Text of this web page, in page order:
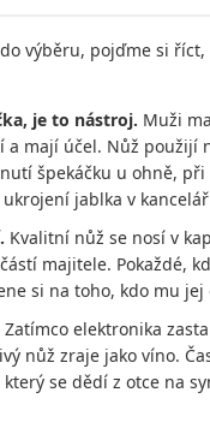
výběru, pojďme si říct,
je to nástroj. Muži
a mají účel. Nůž použijí
špekáčku u ohně,
jablka v
Kvalitní nůž se nosí v
majitele. Pokaždé,
si na toho, kdo mu jej
Zatímco elektronika
nůž zraje jako víno.
se dědí z otce na